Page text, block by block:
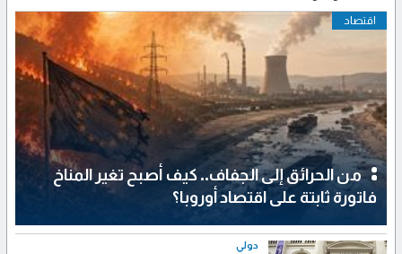
اقتصاد
من الحرائق إلى الجفاف.. كيف أصبح تغير المناخ
فاتورة ثابتة على اقتصاد أوروبا؟
دولي